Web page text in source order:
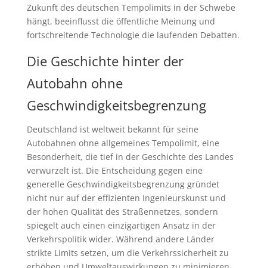
Zukunft des deutschen Tempolimits in der Schwebe
hängt, beeinflusst die öffentliche Meinung und
fortschreitende Technologie die laufenden Debatten.
Die Geschichte hinter der
Autobahn ohne
Geschwindigkeitsbegrenzung
Deutschland ist weltweit bekannt für seine
Autobahnen ohne allgemeines Tempolimit, eine
Besonderheit, die tief in der Geschichte des Landes
verwurzelt ist. Die Entscheidung gegen eine
generelle Geschwindigkeitsbegrenzung gründet
nicht nur auf der effizienten Ingenieurskunst und
der hohen Qualität des Straßennetzes, sondern
spiegelt auch einen einzigartigen Ansatz in der
Verkehrspolitik wider. Während andere Länder
strikte Limits setzen, um die Verkehrssicherheit zu